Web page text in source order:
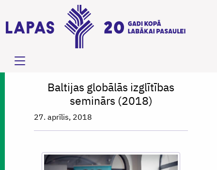
Baltijas globālās izglītības
seminārs (2018)
27. aprīlis, 2018